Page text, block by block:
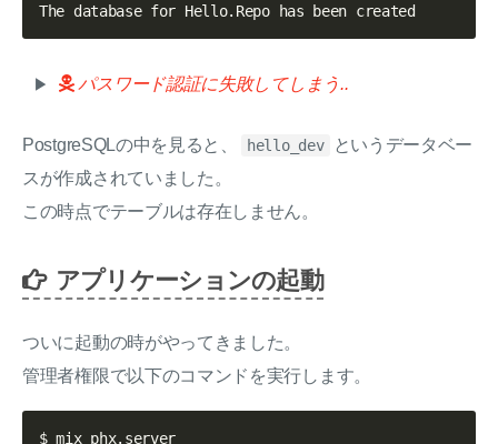
パスワード認証に失敗してしまう..
PostgreSQLの中を見ると、 hello_dev
というデータベー
スが作成されていました。
この時点でテーブルは存在しません。
アプリケーションの起動
ついに起動の時がやってきました。
管理者権限で以下のコマンドを実行します。